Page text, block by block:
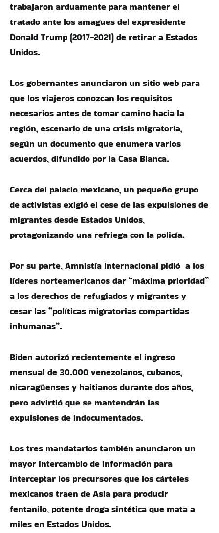
trabajaron arduamente para mantener el
tratado ante los amagues del expresidente
Donald Trump (2017-2021) de retirar a Estados
Unidos.
Los gobernantes anunciaron un sitio web para
que los viajeros conozcan los requisitos
necesarios antes de tomar camino hacia la
región, escenario de una crisis migratoria,
según un documento que enumera varios
acuerdos, difundido por la Casa Blanca.
Cerca del palacio mexicano, un pequeño grupo
de activistas exigió el cese de las expulsiones de
migrantes desde Estados Unidos,
protagonizando una refriega con la policía.
Por su parte, Amnistía Internacional pidió a los
líderes norteamericanos dar “máxima prioridad”
a los derechos de refugiados y migrantes y
cesar las “políticas migratorias compartidas
inhumanas”.
Biden autorizó recientemente el ingreso
mensual de 30.000 venezolanos, cubanos,
nicaragüenses y haitianos durante dos años,
pero advirtió que se mantendrán las
expulsiones de indocumentados.
Los tres mandatarios también anunciaron un
mayor intercambio de información para
interceptar los precursores que los cárteles
mexicanos traen de Asia para producir
fentanilo, potente droga sintética que mata a
miles en Estados Unidos.